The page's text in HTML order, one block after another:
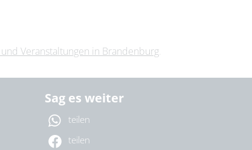
| 08:00 – 12:00 Uhr
Veranstaltungen in Brandenburg
Sag es weiter
teilen
teilen